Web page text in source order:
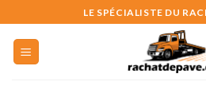
to
content
LE SPÉCIALISTE DU